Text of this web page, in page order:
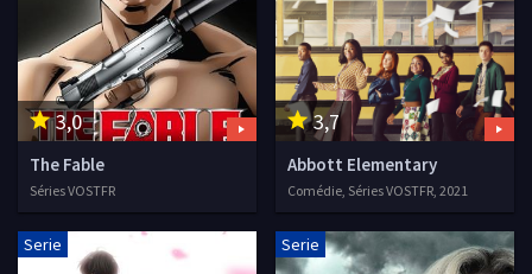
3,0
The Fable
Séries VOSTFR
3,7
Abbott Elementary
Comédie, Séries VOSTFR, 2021
Serie Serie